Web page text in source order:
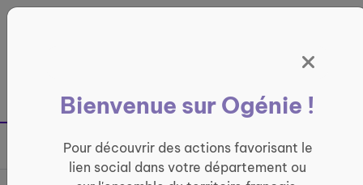
France entière
Bienvenue sur Ogénie !
Pour découvrir des actions favorisant le
lien social dans votre département ou
Partager sur
Panneau de gestion des cookies